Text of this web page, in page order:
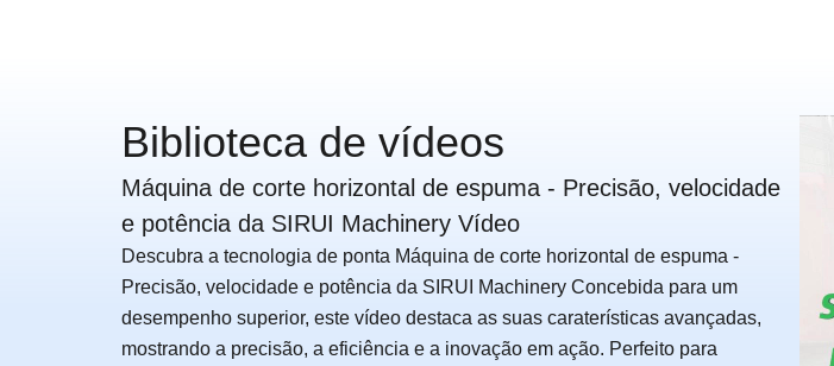
Biblioteca de vídeos
Máquina de corte horizontal de espuma - Precisão, velocidade
e potência da SIRUI Machinery Vídeo
Descubra a tecnologia de ponta Máquina de corte horizontal de espuma -
Precisão, velocidade e potência da SIRUI Machinery Concebida para um
desempenho superior, este vídeo destaca as suas caraterísticas avançadas,
mostrando a precisão, a eficiência e a inovação em ação. Perfeito para